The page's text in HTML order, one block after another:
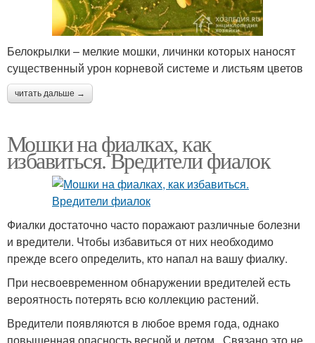
Белокрылки – мелкие мошки, личинки которых наносят
существенный урон корневой системе и листьям цветов
читать дальше →
Мошки на фиалках, как
избавиться. Вредители фиалок
Фиалки достаточно часто поражают различные болезни
и вредители. Чтобы избавиться от них необходимо
прежде всего определить, кто напал на вашу фиалку.
При несвоевременном обнаружении вредителей есть
вероятность потерять всю коллекцию растений.
Вредители появляются в любое время года, однако